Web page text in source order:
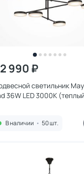
990 ₽
светильник
36W LED 3000К
В наличии • 50 шт.